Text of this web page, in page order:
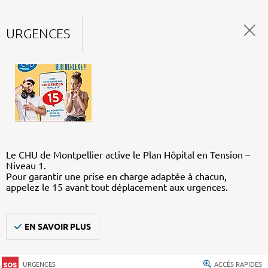
URGENCES
Le CHU de Montpellier active le Plan Hôpital en Tension –
Niveau 1.
Pour garantir une prise en charge adaptée à chacun,
appelez le 15 avant tout déplacement aux urgences.
EN SAVOIR PLUS
URGENCES ACCÈS RAPIDES